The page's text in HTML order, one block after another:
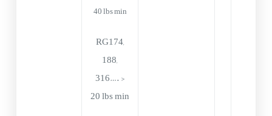
40 lbs min
RG174,
188,
316…. >
20 lbs min